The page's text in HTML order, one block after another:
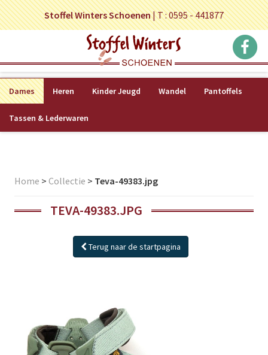
Stoffel Winters Schoenen|T : 0595 - 441877
Dames Heren Kinder Jeugd Wandel Pantoffels
Tassen & Lederwaren
Home > Collectie > Teva-49383.jpg
TEVA-49383.JPG
Terug naar de startpagina